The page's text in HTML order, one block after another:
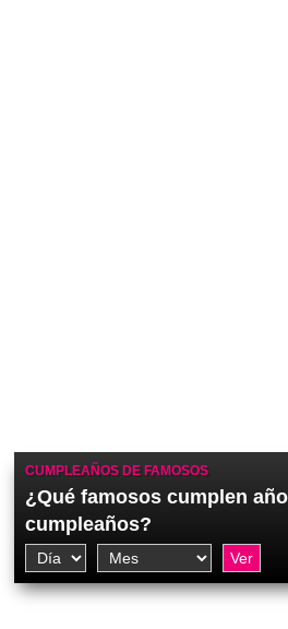
CUMPLEAÑOS DE FAMOSOS
¿Qué famosos cumplen
cumpleaños?